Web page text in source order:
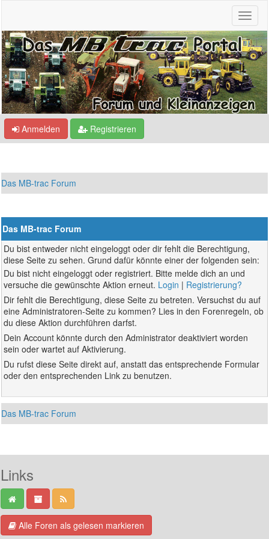
Anmelden Registrieren
Das MB-trac Forum
Das MB-trac Forum
Du bist entweder nicht eingeloggt oder dir fehlt die Berechtigung,
diese Seite zu sehen. Grund dafür könnte einer der folgenden sein:
Du bist nicht eingeloggt oder registriert. Bitte melde dich an und
versuche die gewünschte Aktion erneut. Login | Registrierung?
Dir fehlt die Berechtigung, diese Seite zu betreten. Versuchst du auf
eine Administratoren-Seite zu kommen? Lies in den Forenregeln, ob
du diese Aktion durchführen darfst.
Dein Account könnte durch den Administrator deaktiviert worden
sein oder wartet auf Aktivierung.
Du rufst diese Seite direkt auf, anstatt das entsprechende Formular
oder den entsprechenden Link zu benutzen.
Das MB-trac Forum
Links
Alle Foren als gelesen markieren